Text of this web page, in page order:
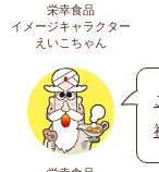
送料
メール※
栄幸食品
イメージキャラクター
えいこちゃん